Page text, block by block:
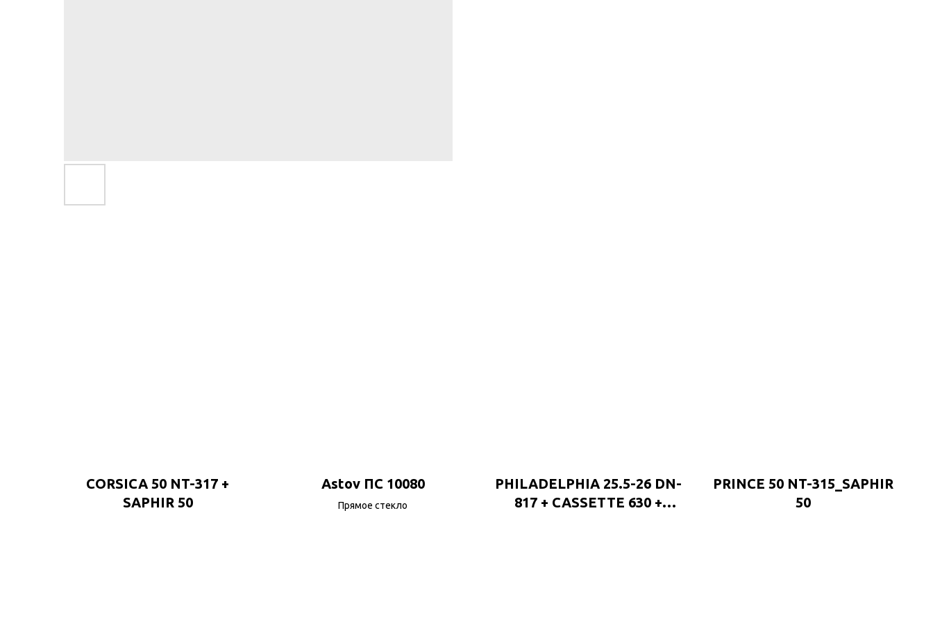
CORSICA 50 NT-317 +
SAPHIR 50
Astov ПС 10080
Прямое стекло
PHILADELPHIA 25.5-26 DN-
817 + CASSETTE 630 +
PRINCE 50 NT-315_SAPHIR
50